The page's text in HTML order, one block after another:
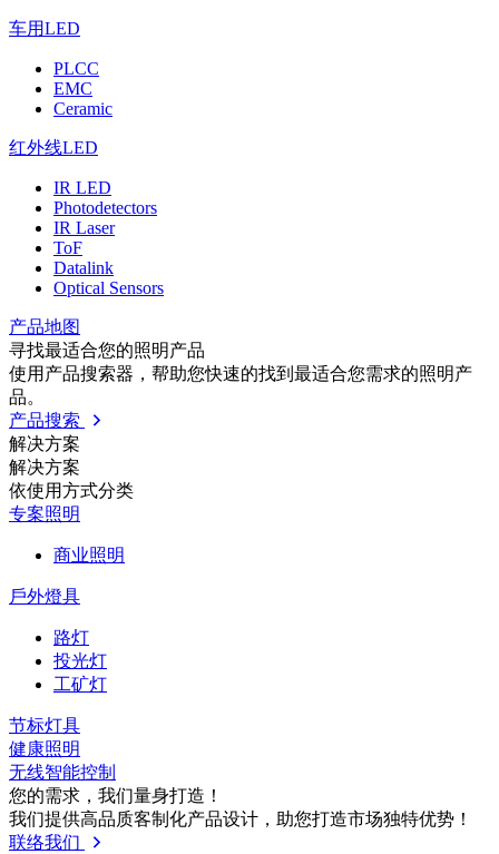
车用LED
PLCC
EMC
Ceramic
红外线LED
IR LED
Photodetectors
IR Laser
ToF
Datalink
Optical Sensors
产品地图
寻找最适合您的照明产品
使用产品搜索器，帮助您快速的找到最适合您需求的照明产
品。
产品搜索
解决方案
解决方案
依使⽤⽅式分类
专案照明
商业照明
戶外燈具
路灯
投光灯
工矿灯
节标灯具
健康照明
无线智能控制
您的需求，我们量⾝打造！
我们提供⾼品质客制化产品设计，助您打造市场独特优势！
联络我们